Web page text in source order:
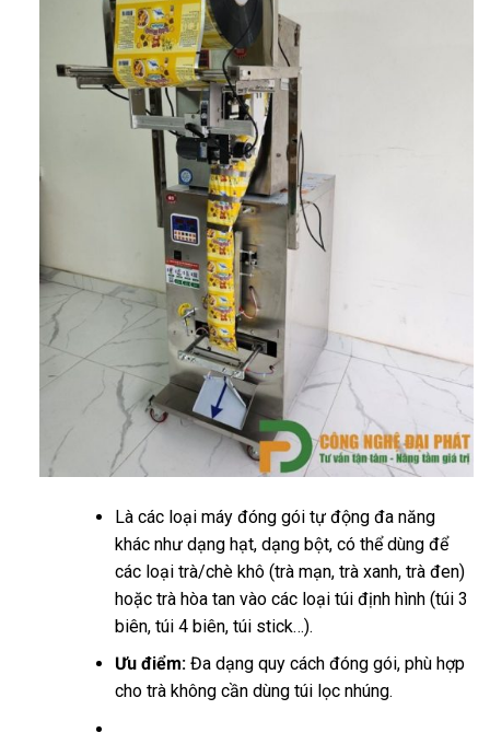
Là các loại máy đóng gói tự động đa năng
khác như dạng hạt, dạng bột, có thể dùng để
các loại trà/chè khô (trà mạn, trà xanh, trà đen)
hoặc trà hòa tan vào các loại túi định hình (túi 3
biên, túi 4 biên, túi stick…).
Ưu điểm:Đa dạng quy cách đóng gói, phù hợp
cho trà không cần dùng túi lọc nhúng.